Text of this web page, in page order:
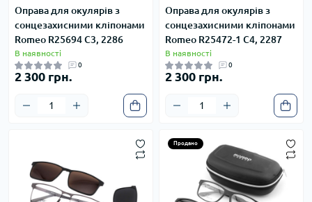
Оправа для окулярів з
сонцезахисними кліпонами
Romeo R25694 С3, 2286
В наявності
0
2 300 грн.
Оправа для окулярів з
сонцезахисними кліпонами
Romeo R25472-1 С4, 2287
В наявності
0
2 300 грн.
Продано